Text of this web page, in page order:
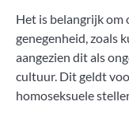
Het is belangrijk om
genegenheid, zoals
aangezien dit als
cultuur. Dit geldt
homoseksuele